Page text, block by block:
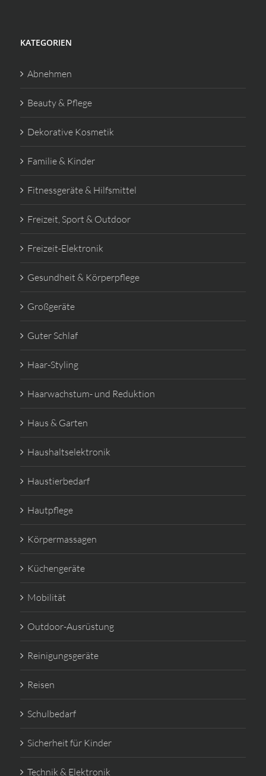
KATEGORIEN
Abnehmen
Beauty & Pflege
Dekorative Kosmetik
Familie & Kinder
Fitnessgeräte & Hilfsmittel
Freizeit, Sport & Outdoor
Freizeit-Elektronik
Gesundheit & Körperpflege
Großgeräte
Guter Schlaf
Haar-Styling
Haarwachstum- und Reduktion
Haus & Garten
Haushaltselektronik
Haustierbedarf
Hautpflege
Körpermassagen
Küchengeräte
Mobilität
Outdoor-Ausrüstung
Reinigungsgeräte
Reisen
Schulbedarf
Sicherheit für Kinder
Technik & Elektronik